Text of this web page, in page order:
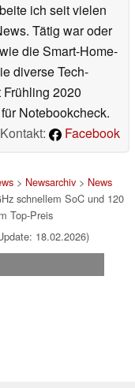
ich seit vielen
Tätig war oder
die Smart-Home-
diverse Tech-
2020
Notebookcheck.
Kontakt:
Facebook
> Newsarchiv> News
schnellem SoC und 120
Top-Preis
18.02.2026)